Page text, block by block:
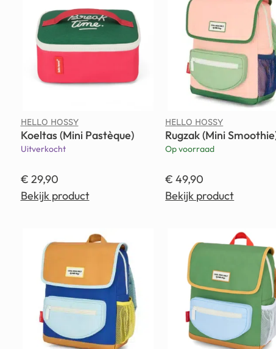
HELLO HOSSY
Koeltas (Mini Pastèque)
Uitverkocht
€ 29,90
Bekijk product
HELLO HOSSY
Rugzak (Mini
Op voorraad
€ 49,90
Bekijk product